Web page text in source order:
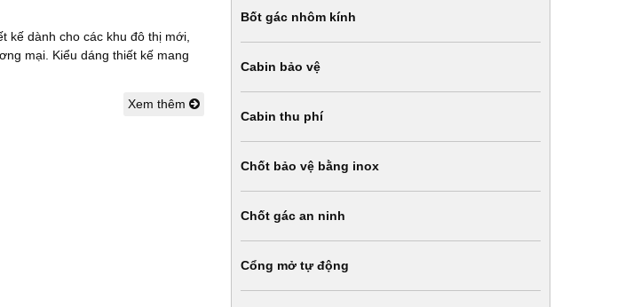
kế dành cho các khu đô thị mới,
mại. Kiểu dáng thiết kế mang
Xem thêm
Bốt gác nhôm kính
Cabin bảo vệ
Cabin thu phí
Chốt bảo vệ bằng inox
Chốt gác an ninh
Cổng mở tự động